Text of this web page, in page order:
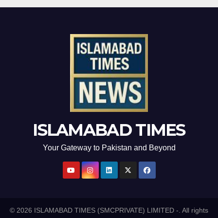
ISLAMABAD TIMES
Your Gateway to Pakistan and Beyond
© 2026 ISLAMABAD TIMES (SMCPRIVATE) LIMITED -. All rights